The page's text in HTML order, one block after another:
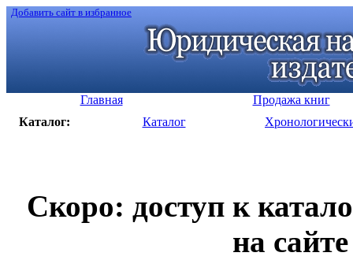
Добавить сайт в избранное
Главная
Продажа книг
Каталог:
Каталог
Скоро: доступ к
на